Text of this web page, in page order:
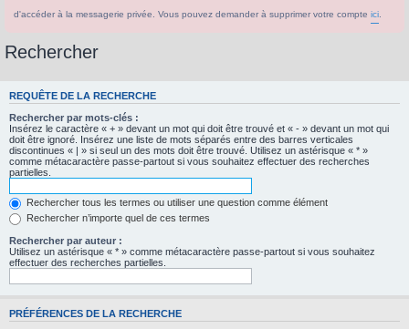
d'accéder à la messagerie privée. Vous pouvez demander à supprimer votre compte ici
Rechercher
REQUÊTE DE LA RECHERCHE
Rechercher par mots-clés :
Insérez le caractère « + » devant un mot qui doit être trouvé et « - » devant un mot qui
doit être ignoré. Insérez une liste de mots séparés entre des barres verticales
discontinues « | » si seul un des mots doit être trouvé. Utilisez un astérisque « * »
comme métacaractère passe-partout si vous souhaitez effectuer des recherches
partielles.
Rechercher tous les termes ou utiliser une question comme élément
Rechercher n’importe quel de ces termes
Rechercher par auteur :
Utilisez un astérisque « * » comme métacaractère passe-partout si vous souhaitez
effectuer des recherches partielles.
PRÉFÉRENCES DE LA RECHERCHE